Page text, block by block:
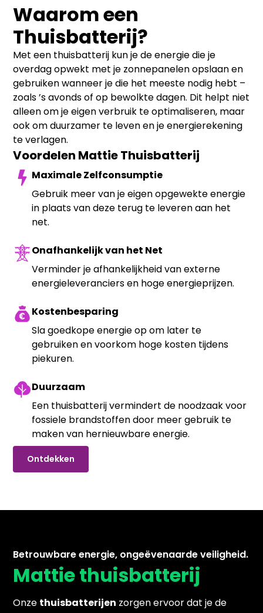
Waarom een
Thuisbatterij?
Met een thuisbatterij kun je de energie die je
overdag opwekt met je zonnepanelen opslaan en
gebruiken wanneer je die het meeste nodig hebt –
zoals ’s avonds of op bewolkte dagen. Dit helpt niet
alleen om je eigen verbruik te optimaliseren, maar
ook om duurzamer te leven en je energierekening
te verlagen.
Voordelen Mattie Thuisbatterij
Maximale Zelfconsumptie
Gebruik meer van je eigen opgewekte energie
in plaats van deze terug te leveren aan het
net.
Onafhankelijk van het Net
Verminder je afhankelijkheid van externe
energieleveranciers en hoge energieprijzen.
Kostenbesparing
Sla goedkope energie op om later te
gebruiken en voorkom hoge kosten tijdens
piekuren.
Duurzaam
Een thuisbatterij vermindert de noodzaak voor
fossiele brandstoffen door meer gebruik te
maken van hernieuwbare energie.
Ontdekken
Betrouwbare energie, ongeëvenaarde veiligheid.
Mattie thuisbatterij
Onze thuisbatterijen zorgen ervoor dat je de